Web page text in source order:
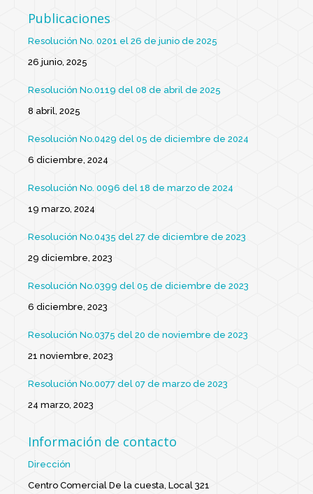
Publicaciones
Resolución No. 0201 el 26 de junio de 2025
26 junio, 2025
Resolución No.0119 del 08 de abril de 2025
8 abril, 2025
Resolución No.0429 del 05 de diciembre de 2024
6 diciembre, 2024
Resolución No. 0096 del 18 de marzo de 2024
19 marzo, 2024
Resolución No.0435 del 27 de diciembre de 2023
29 diciembre, 2023
Resolución No.0399 del 05 de diciembre de 2023
6 diciembre, 2023
Resolución No.0375 del 20 de noviembre de 2023
21 noviembre, 2023
Resolución No.0077 del 07 de marzo de 2023
24 marzo, 2023
Información de contacto
Dirección
Centro Comercial De la cuesta, Local 321